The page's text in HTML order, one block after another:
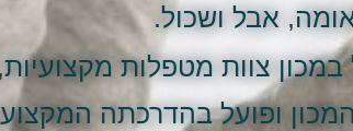
אבל ושכול.
צוות מטפלות
ופועל בהדרכתה